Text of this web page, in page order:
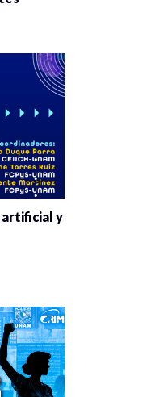
artificial y